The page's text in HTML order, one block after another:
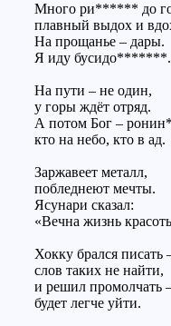
Много ри****** до
плавный выдох и
На прощанье – дары.
Я иду бусидо*******.
На пути – не один,
у горы ждёт отряд.
А потом Бог –
кто на небо, кто в ад.
Заржавеет металл,
побледнеют мечты.
Ясунари сказал:
«Вечна жизнь
Хокку брался писать
слов таких не найти,
и решил промолчать
будет легче уйти.